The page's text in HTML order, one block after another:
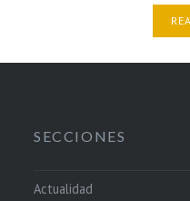
SECCIONES
Actualidad